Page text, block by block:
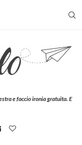
e faccio ironia gratuita. E